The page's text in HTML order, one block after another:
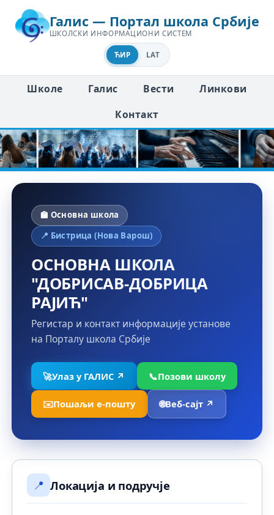
Галис — Портал школа Србије
ШКОЛСКИ ИНФОРМАЦИОНИ СИСТЕМ
ЋИР LAT
Школе Галис Вести
Линкови
Контакт
🏫 Основна школа
📍 Бистрица (Нова Варош)
ОСНОВНА ШКОЛА
"ДОБРИСАВ-ДОБРИЦА
РАЈИЋ"
Регистар и контакт информације установе
на Порталу школа Србије
🚀Улаз у ГАЛИС ↗ 📞Позови школу
✉️Пошаљи е-пошту 🌐Веб-сајт ↗
📍 Локација и подручје